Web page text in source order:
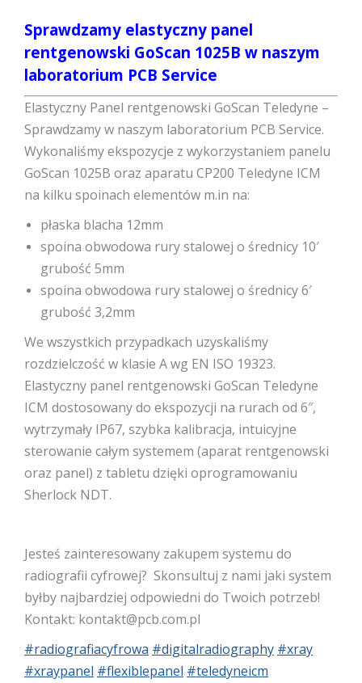
Sprawdzamy elastyczny panel
rentgenowski GoScan 1025B w naszym
laboratorium PCB Service
Elastyczny Panel rentgenowski GoScan Teledyne –
Sprawdzamy w naszym laboratorium PCB Service.
Wykonaliśmy ekspozycje z wykorzystaniem panelu
GoScan 1025B oraz aparatu CP200 Teledyne ICM
na kilku spoinach elementów m.in na:
płaska blacha 12mm
spoina obwodowa rury stalowej o średnicy 10′
grubość 5mm
spoina obwodowa rury stalowej o średnicy 6′
grubość 3,2mm
We wszystkich przypadkach uzyskaliśmy
rozdzielczość w klasie A wg EN ISO 19323.
Elastyczny panel rentgenowski GoScan Teledyne
ICM dostosowany do ekspozycji na rurach od 6″,
wytrzymały IP67, szybka kalibracja, intuicyjne
sterowanie całym systemem (aparat rentgenowski
oraz panel) z tabletu dzięki oprogramowaniu
Sherlock NDT.
Jesteś zainteresowany zakupem systemu do
radiografii cyfrowej? Skonsultuj z nami jaki system
byłby najbardziej odpowiedni do Twoich potrzeb!
Kontakt: kontakt@pcb.com.pl
#radiografiacyfrowa #digitalradiography #xray
#xraypanel #flexiblepanel #teledyneicm